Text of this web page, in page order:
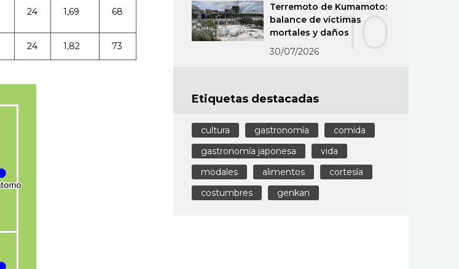
24 1,69 68
24 1,82 73 10
Terremoto de Kumamoto:
balance de víctimas
mortales y daños
30/07/2026
Etiquetas destacadas
cultura gastronomía
comida
gastronomía japonesa
vida
modales
alimentos
cortesía
costumbres
genkan